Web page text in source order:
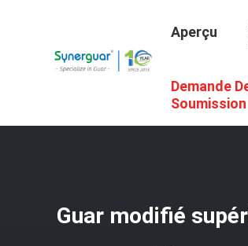
Aperçu
Demande
Soumission
Gomme De Soin
Guar modifié